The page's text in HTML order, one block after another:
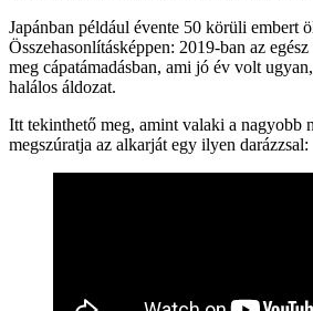
Japánban például évente 50 körüli embert
Összehasonlításképpen: 2019-ban az
meg cápatámadásban, ami jó év volt
halálos áldozat.
Itt tekinthető meg, amint valaki a nagyobb
megszúratja az alkarját egy ilyen darázzsal: